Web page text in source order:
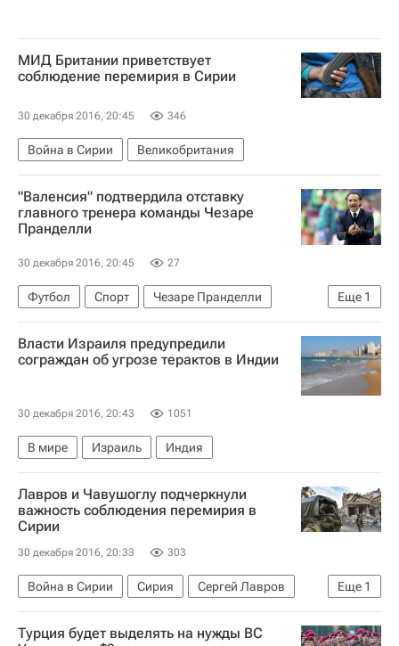
МИД Британии приветствует
соблюдение перемирия в Сирии
30 декабря 2016, 20:45 346
Война в Сирии Великобритания
"Валенсия" подтвердила отставку
главного тренера команды Чезаре
Пранделли
30 декабря 2016, 20:45 27
Еще 1
Футбол Спорт
Чезаре Пранделли
Валенсия
Власти Израиля предупредили
сограждан об угрозе терактов в Индии
30 декабря 2016, 20:43 1051
В мире Израиль Индия
Лавров и Чавушоглу подчеркнули
важность соблюдения перемирия в
Сирии
30 декабря 2016, 20:33 303
Еще 1
Война в Сирии Сирия
Сергей Лавров
Мевлют Чавушоглу
Турция будет выделять на нужды ВС